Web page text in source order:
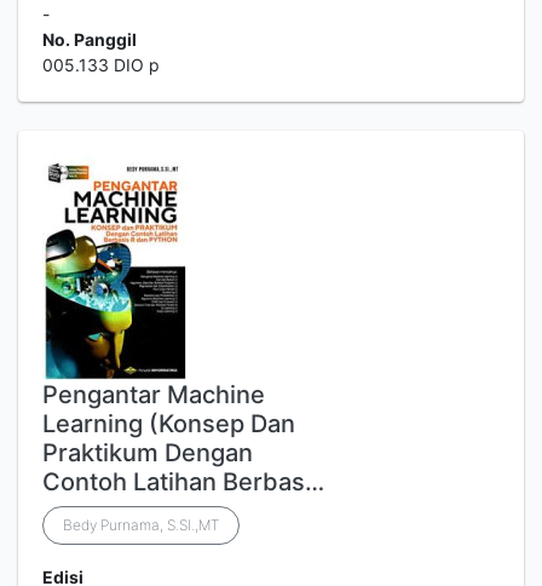
-
No. Panggil
005.133 DIO p
Pengantar Machine
Learning (Konsep Dan
Praktikum Dengan
Contoh Latihan Berbas…
Bedy Purnama, S.SI.,MT
Edisi